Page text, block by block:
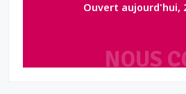
NOUS
Ouvert aujourd'hui,